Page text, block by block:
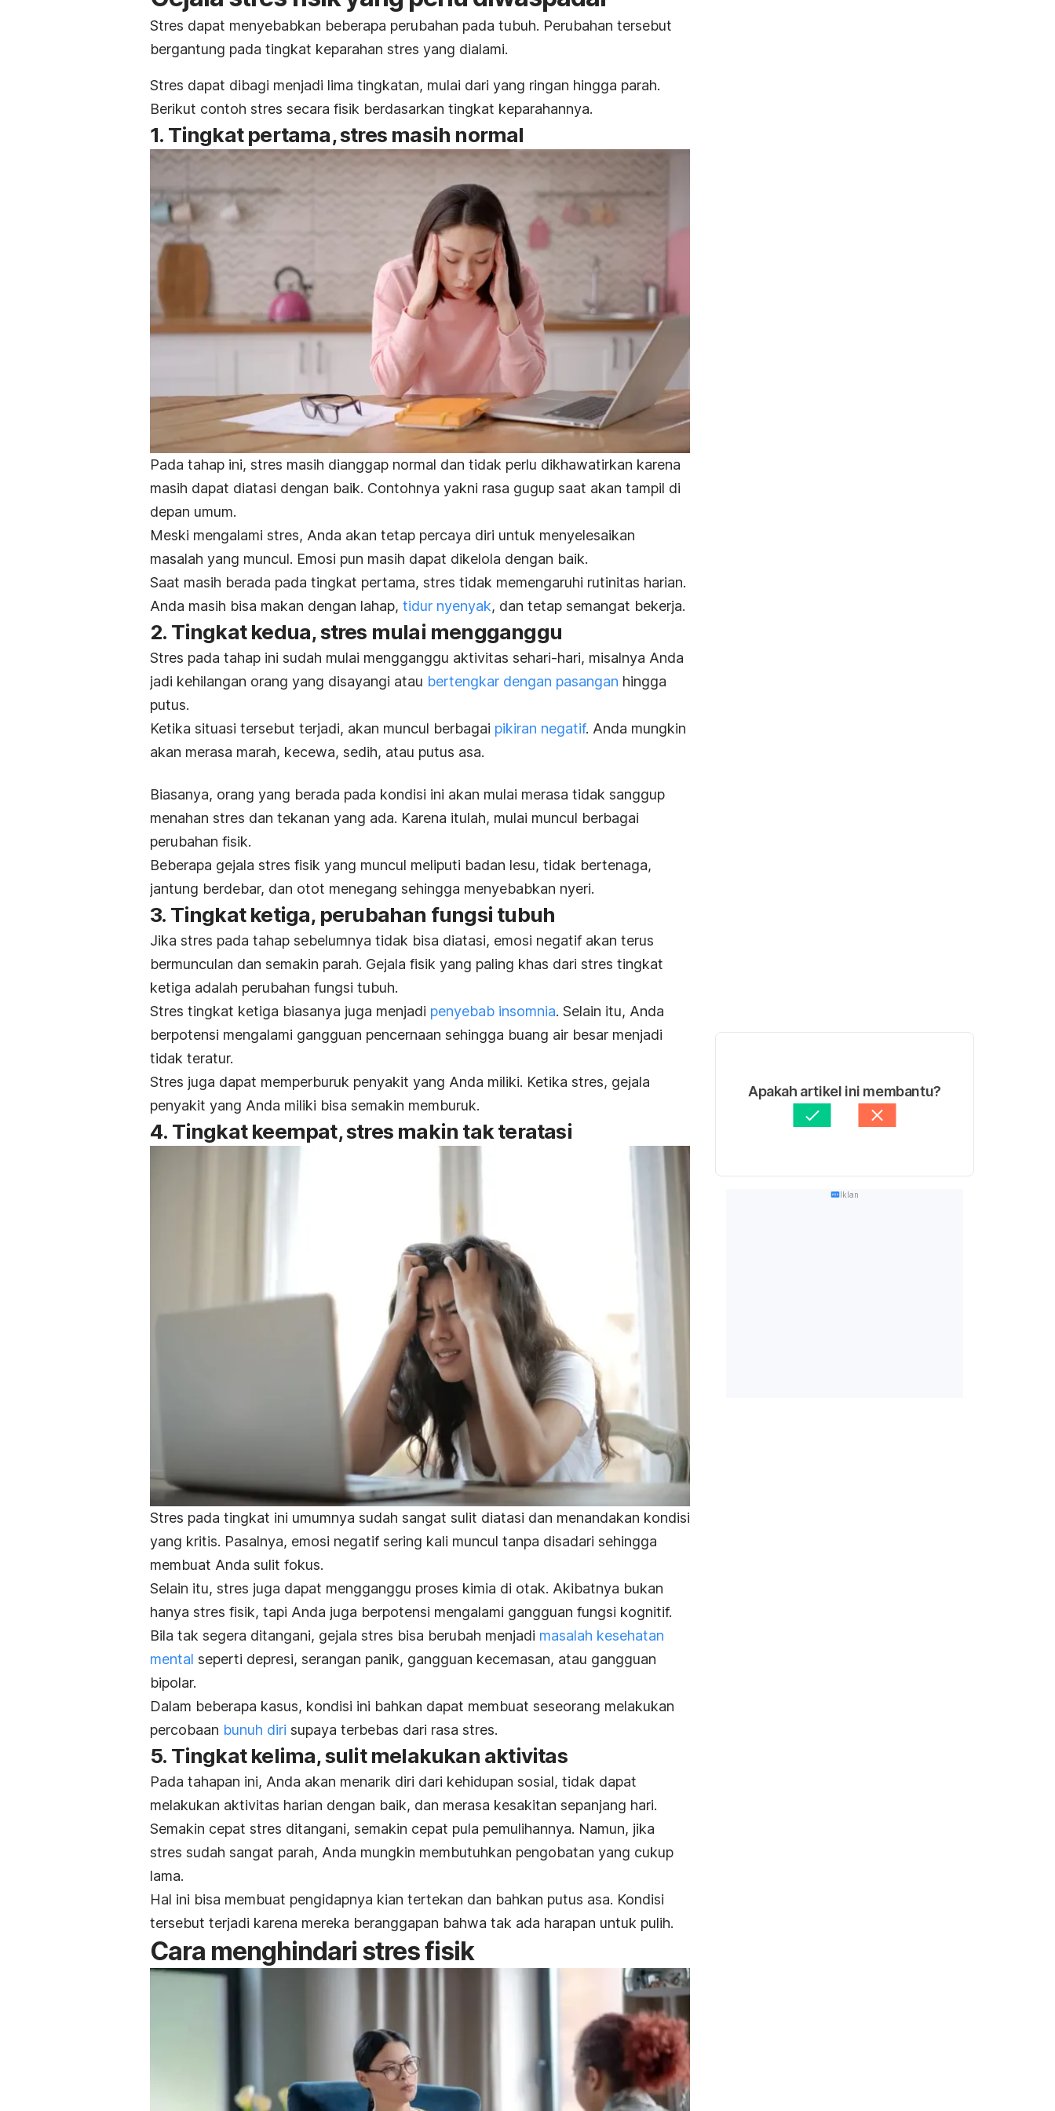
Stres dapat menyebabkan beberapa perubahan pada tubuh. Perubahan tersebut
bergantung pada tingkat keparahan stres yang dialami.
Stres dapat dibagi menjadi lima tingkatan, mulai dari yang ringan hingga parah.
Berikut contoh stres secara fisik berdasarkan tingkat keparahannya.
1. Tingkat pertama, stres masih normal
Pada tahap ini, stres masih dianggap normal dan tidak perlu dikhawatirkan karena
masih dapat diatasi dengan baik. Contohnya yakni rasa gugup saat akan tampil di
depan umum.
Meski mengalami stres, Anda akan tetap percaya diri untuk menyelesaikan
masalah yang muncul. Emosi pun masih dapat dikelola dengan baik.
Saat masih berada pada tingkat pertama, stres tidak memengaruhi rutinitas harian.
Anda masih bisa makan dengan lahap, tidur nyenyak, dan tetap semangat bekerja.
2. Tingkat kedua, stres mulai mengganggu
Stres pada tahap ini sudah mulai mengganggu aktivitas sehari-hari, misalnya Anda
jadi kehilangan orang yang disayangi atau bertengkar dengan pasangan hingga
putus.
Ketika situasi tersebut terjadi, akan muncul berbagai pikiran negatif. Anda mungkin
akan merasa marah, kecewa, sedih, atau putus asa.
Biasanya, orang yang berada pada kondisi ini akan mulai merasa tidak sanggup
menahan stres dan tekanan yang ada. Karena itulah, mulai muncul berbagai
perubahan fisik.
Beberapa gejala stres fisik yang muncul meliputi badan lesu, tidak bertenaga,
jantung berdebar, dan otot menegang sehingga menyebabkan nyeri.
3. Tingkat ketiga, perubahan fungsi tubuh
Jika stres pada tahap sebelumnya tidak bisa diatasi, emosi negatif akan terus
bermunculan dan semakin parah. Gejala fisik yang paling khas dari stres tingkat
ketiga adalah perubahan fungsi tubuh.
Stres tingkat ketiga biasanya juga menjadi penyebab insomnia. Selain itu, Anda
berpotensi mengalami gangguan pencernaan sehingga buang air besar menjadi
tidak teratur.
Stres juga dapat memperburuk penyakit yang Anda miliki. Ketika stres, gejala
penyakit yang Anda miliki bisa semakin memburuk.
4. Tingkat keempat, stres makin tak teratasi
Stres pada tingkat ini umumnya sudah sangat sulit diatasi dan menandakan kondisi
yang kritis. Pasalnya, emosi negatif sering kali muncul tanpa disadari sehingga
membuat Anda sulit fokus.
Selain itu, stres juga dapat mengganggu proses kimia di otak. Akibatnya bukan
hanya stres fisik, tapi Anda juga berpotensi mengalami gangguan fungsi kognitif.
Bila tak segera ditangani, gejala stres bisa berubah menjadi masalah kesehatan
mental seperti depresi, serangan panik, gangguan kecemasan, atau gangguan
bipolar.
Dalam beberapa kasus, kondisi ini bahkan dapat membuat seseorang melakukan
percobaan bunuh diri supaya terbebas dari rasa stres.
5. Tingkat kelima, sulit melakukan aktivitas
Pada tahapan ini, Anda akan menarik diri dari kehidupan sosial, tidak dapat
melakukan aktivitas harian dengan baik, dan merasa kesakitan sepanjang hari.
Semakin cepat stres ditangani, semakin cepat pula pemulihannya. Namun, jika
stres sudah sangat parah, Anda mungkin membutuhkan pengobatan yang cukup
lama.
Hal ini bisa membuat pengidapnya kian tertekan dan bahkan putus asa. Kondisi
tersebut terjadi karena mereka beranggapan bahwa tak ada harapan untuk pulih.
Cara menghindari stres fisik
Apakah artikel ini membantu?
Iklan